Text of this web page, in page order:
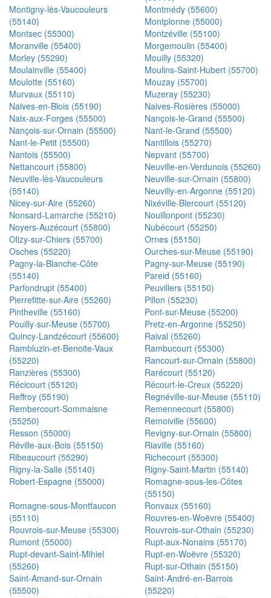
Montigny-lès-Vaucouleurs
(55140)
Montmédy (55600)
Montplonne (55000)
Montsec (55300)
Montzéville (55100)
Moranville (55400)
Morgemoulin (55400)
Morley (55290)
Mouilly (55320)
Moulainville (55400)
Moulins-Saint-Hubert (55700)
Moulotte (55160)
Mouzay (55700)
Murvaux (55110)
Muzeray (55230)
Naives-en-Blois (55190)
Naives-Rosières (55000)
Naix-aux-Forges (55500)
Nançois-le-Grand (55500)
Nançois-sur-Ornain (55500)
Nant-le-Grand (55500)
Nant-le-Petit (55500)
Nantillois (55270)
Nantois (55500)
Nepvant (55700)
Nettancourt (55800)
Neuville-en-Verdunois (55260)
Neuville-lès-Vaucouleurs
(55140)
Neuville-sur-Ornain (55800)
Neuvilly-en-Argonne (55120)
Nicey-sur-Aire (55260)
Nixéville-Blercourt (55120)
Nonsard-Lamarche (55210)
Nouillonpont (55230)
Noyers-Auzécourt (55800)
Nubécourt (55250)
Olizy-sur-Chiers (55700)
Ornes (55150)
Osches (55220)
Ourches-sur-Meuse (55190)
Pagny-la-Blanche-Côte
(55140)
Pagny-sur-Meuse (55190)
Pareid (55160)
Parfondrupt (55400)
Peuvillers (55150)
Pierrefitte-sur-Aire (55260)
Pillon (55230)
Pintheville (55160)
Pont-sur-Meuse (55200)
Pouilly-sur-Meuse (55700)
Pretz-en-Argonne (55250)
Quincy-Landzécourt (55600)
Raival (55260)
Rambluzin-et-Benoite-Vaux
(55220)
Rambucourt (55300)
Rancourt-sur-Ornain (55800)
Ranzières (55300)
Rarécourt (55120)
Récicourt (55120)
Récourt-le-Creux (55220)
Reffroy (55190)
Regnéville-sur-Meuse (55110)
Rembercourt-Sommaisne
(55250)
Remennecourt (55800)
Remoiville (55600)
Resson (55000)
Revigny-sur-Ornain (55800)
Réville-aux-Bois (55150)
Riaville (55160)
Ribeaucourt (55290)
Richecourt (55300)
Rigny-la-Salle (55140)
Rigny-Saint-Martin (55140)
Robert-Espagne (55000)
Romagne-sous-les-Côtes
(55150)
Romagne-sous-Montfaucon
(55110)
Ronvaux (55160)
Rouvres-en-Woëvre (55400)
Rouvrois-sur-Meuse (55300)
Rouvrois-sur-Othain (55230)
Rumont (55000)
Rupt-aux-Nonains (55170)
Rupt-devant-Saint-Mihiel
(55260)
Rupt-en-Woëvre (55320)
Rupt-sur-Othain (55150)
Saint-Amand-sur-Ornain
(55500)
Saint-André-en-Barrois
(55220)